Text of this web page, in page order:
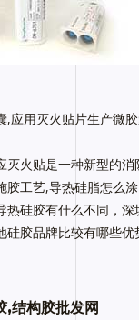
,应用灭火贴片生产微
灭火贴是一种新型的消
胶工艺,导热硅脂怎么
热硅胶有什么不同，
硅胶品牌比较有哪些优
结构胶批发网